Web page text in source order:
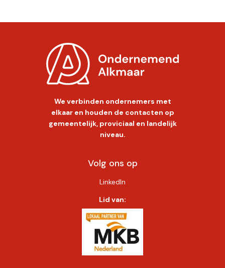
We verbinden ondernemers met
elkaar en houden de contacten op
gemeentelijk, proviciaal en landelijk
niveau.
Volg ons op
LinkedIn
Lid van: